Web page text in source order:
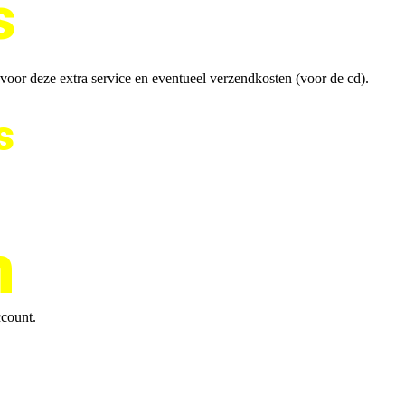
deze extra service en eventueel verzendkosten (voor de cd).